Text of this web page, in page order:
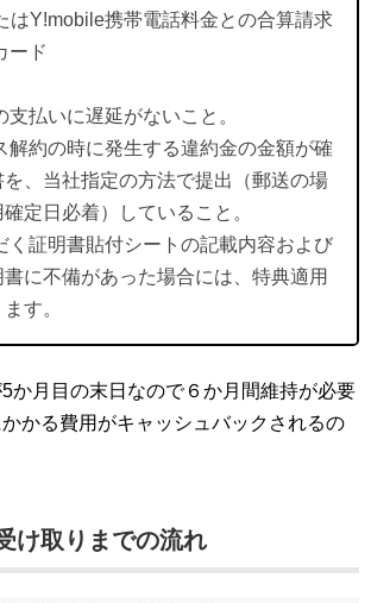
Y!mobile携帯電話料金との合算請求
ード
支払いに遅延がないこと。
解約の時に発生する違約金の金額が確
、当社指定の方法で提出（郵送の場
定日必着）していること。
証明書貼付シートの記載内容および
に不備があった場合には、特典適用
す。
か月目の末日なので６か月間維持が必要
かる費用がキャッシュバックされるの
け取りまでの流れ